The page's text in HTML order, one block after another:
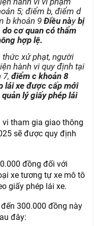
5; điểm b, điểm d
b khoản 9Điều này bị
cơ quan có thẩm
hợp lệ.
thức xử phạt, người
hành vi quy định tại
7, điểm c khoản 8
lái xe được cấp mới
lý giấy phép lái
tham gia giao thông
sẽ được quy định
đồng đối với
xe tương tự xe mô tô
giấy phép lái xe.
300.000 đồng này
đây: